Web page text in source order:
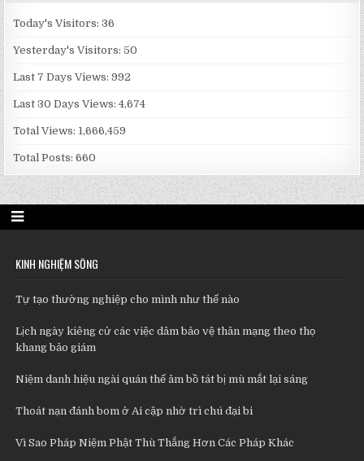
Today's Visitors:36
Yesterday's Visitors:50
Last 7 Days Views:992
Last 30 Days Views:4,674
Total Views: 1,666,459
Total Posts:660
KINH NGHIỆM SỐNG
Tự tạo thường nghiệp cho mình như thế nào
Lịch ngày kiêng cử các việc dâm bảo vệ thân mạng theo thọ
khang bảo giám
Niệm danh hiệu ngài quán thế âm bồ tát bị mù mắt lại sáng
Thoát nạn đánh bom ở Ai cập nhờ trì chú đại bi
Vì Sao Pháp Niệm Phật Thù Thắng Hơn Các Pháp Khác